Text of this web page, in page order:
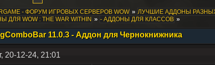
- ФОРУМ ИГРОВЫХ СЕРВЕРОВ WOW » ЛУЧШИЕ АДДОНЫ
ДЛЯ WOW : THE WAR WITHIN » - АДДОНЫ ДЛЯ КЛАССОВ »
11.0.3 - Аддон для Чернокнижника
20-12-24, 21:01